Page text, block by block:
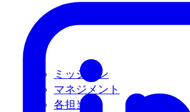
ミッション
マネジメント
各担当者